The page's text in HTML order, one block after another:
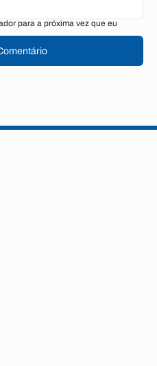
para a próxima vez que eu